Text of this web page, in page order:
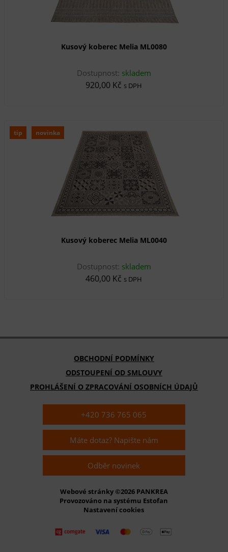
Kusový koberec Melia ML0080
Dostupnost: skladem
920,00 Kč s DPH
tip novinka
Kusový koberec Melia ML0040
Dostupnost: skladem
460,00 Kč s DPH
OBCHODNÍ PODMÍNKY
ODSTOUPENÍ OD SMLOUVY
PROHLÁŠENÍ O ZPRACOVÁNÍ OSOBNÍCH ÚDAJŮ
+420 736 765 065
Máte dotaz? Napište nám
Odběr novinek
Webové stránky ©2026 PANKREA
Provozováno na systému Estofan
Nastavení cookies